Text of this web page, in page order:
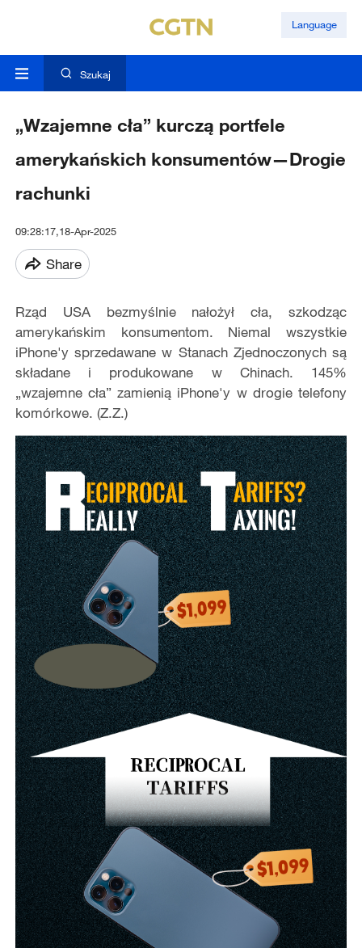
Language
Szukaj
„Wzajemne cła” kurczą portfele
amerykańskich konsumentów—Drogie
rachunki
09:28:17,18-Apr-2025
Share
Rząd USA bezmyślnie nałożył cła, szkodząc
amerykańskim konsumentom. Niemal wszystkie
iPhone'y sprzedawane w Stanach Zjednoczonych są
składane i produkowane w Chinach. 145%
„wzajemne cła” zamienią iPhone'y w drogie telefony
komórkowe. (Z.Z.)